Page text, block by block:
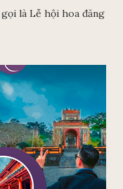
là Lễ hội hoa đăng